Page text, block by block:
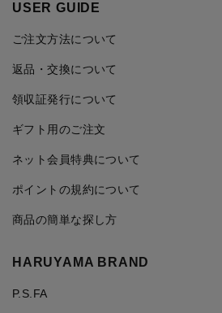
USER GUIDE
ご注文方法について
返品・交換について
領収証発行について
ギフト用のご注文
ネット会員特典について
ポイントの規約について
商品の簡単な探し方
HARUYAMA BRAND
P.S.FA